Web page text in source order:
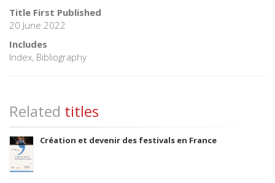
Title First Published
20 June 2022
Includes
Index, Bibliography
Related titles
Création et devenir des festivals en France